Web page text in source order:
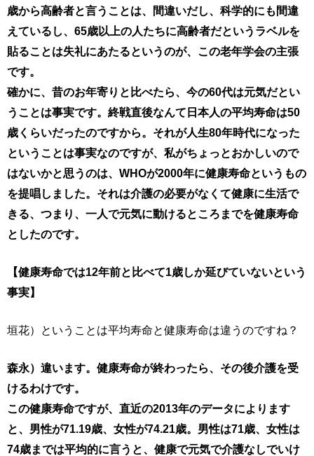
歳から高齢者と言うことは、間違いだし、科学的にも間違
えているし、65歳以上の人たちに高齢者だというラベルを
貼ることは失礼にあたるというのが、この老年学会の主張
です。
確かに、昔のお年寄りと比べたら、今の60代は元気だとい
うことは事実です。終戦直後なんて日本人の平均寿命は50
歳くらいだったのですから。それが人生80年時代になった
ということは事実なのですが、私がちょっとおかしいので
はないかと思うのは、WHOが2000年に健康寿命というもの
を提唱しました。それは介護の必要がなくて健康に生活で
きる、つまり、一人で元気に動けるところまでを健康寿命
としたのです。
【健康寿命では12年前と比べて1歳しか延びていないという
事実】
垣花）ということは平均寿命と健康寿命は違うのですね？
森永）違います。健康寿命が終わったら、その後介護を受
けるわけです。
この健康寿命ですが、直近の2013年のデータによります
と、男性が71.19歳、女性が74.21歳。男性は71歳、女性は
74歳までは平均的に言うと、健康で元気で介護なしでいけ